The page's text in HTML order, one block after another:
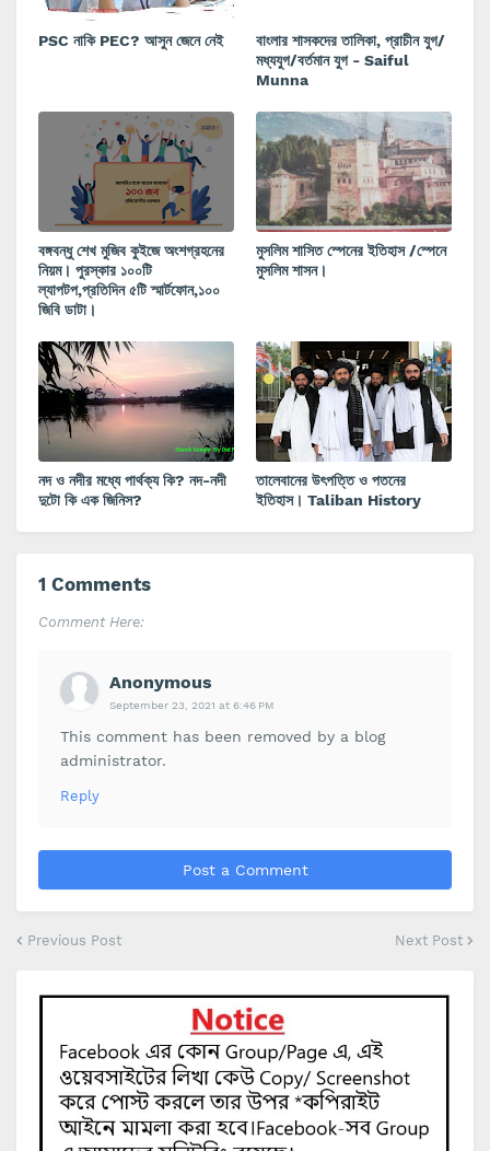
PSC নাকি PEC? আসুন জেনে নেই
বাংলার শাসকদের তালিকা, প্রাচীন যুগ/
মধ্যযুগ/বর্তমান যুগ - Saiful
Munna
বঙ্গবন্ধু শেখ মুজিব কুইজে অংশগ্রহনের
নিয়ম। পুরস্কার ১০০টি
ল্যাপটপ,প্রতিদিন ৫টি স্মার্টফোন,১০০
জিবি ডাটা।
মুসলিম শাসিত স্পেনের ইতিহাস /স্পেনে
মুসলিম শাসন।
নদ ও নদীর মধ্যে পার্থক্য কি? নদ-নদী
দুটো কি এক জিনিস?
তালেবানের উৎপত্তি ও পতনের
ইতিহাস। Taliban History
1 Comments
Comment Here:
Anonymous
September 23, 2021 at 6:46 PM
This comment has been removed by a blog
administrator.
Reply
Post a Comment
Previous Post Next Post